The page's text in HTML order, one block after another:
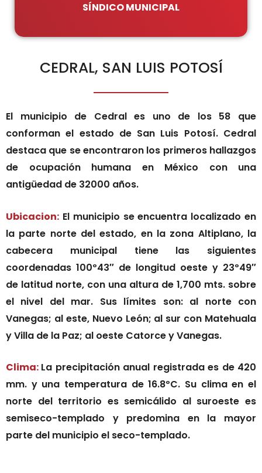
SÍNDICO MUNICIPAL
CEDRAL, SAN LUIS POTOSÍ
El municipio de Cedral es uno de los 58 que
conforman el estado de San Luis Potosí. Cedral
destaca que se encontraron los primeros hallazgos
de ocupación humana en México con una
antigüedad de 32000 años.
Ubicacion: El municipio se encuentra localizado en
la parte norte del estado, en la zona Altiplano, la
cabecera municipal tiene las siguientes
coordenadas 100º43″ de longitud oeste y 23º49″
de latitud norte, con una altura de 1,700 mts. sobre
el nivel del mar. Sus límites son: al norte con
Vanegas; al este, Nuevo León; al sur con Matehuala
y Villa de la Paz; al oeste Catorce y Vanegas.
Clima: La precipitación anual registrada es de 420
mm. y una temperatura de 16.8ºC. Su clima en el
norte del territorio es semicálido al suroeste es
semiseco-templado y predomina en la mayor
parte del municipio el seco-templado.